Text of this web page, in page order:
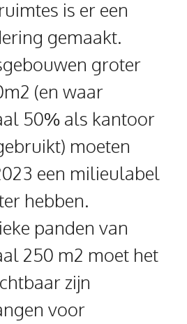
is er een
gemaakt.
groter
(en waar
50% als kantoor
moeten
een milieulabel
hebben.
panden van
250 m2 moet het
zijn
voor